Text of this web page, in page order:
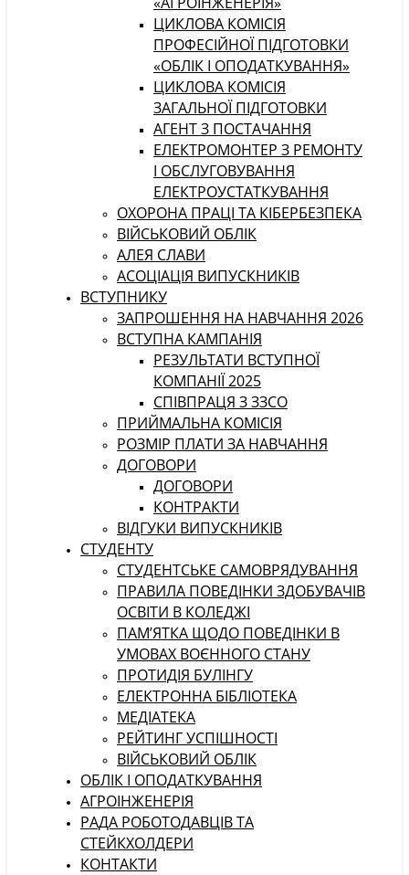
ЦИКЛОВА КОМІСІЯ
ПРОФЕСІЙНОЇ ПІДГОТОВКИ
«ОБЛІК І ОПОДАТКУВАННЯ»
ЦИКЛОВА КОМІСІЯ
ЗАГАЛЬНОЇ ПІДГОТОВКИ
АГЕНТ З ПОСТАЧАННЯ
ЕЛЕКТРОМОНТЕР З РЕМОНТУ
І ОБСЛУГОВУВАННЯ
ЕЛЕКТРОУСТАТКУВАННЯ
ОХОРОНА ПРАЦІ ТА КІБЕРБЕЗПЕКА
ВІЙСЬКОВИЙ ОБЛІК
АЛЕЯ СЛАВИ
АСОЦІАЦІЯ ВИПУСКНИКІВ
ВСТУПНИКУ
ЗАПРОШЕННЯ НА НАВЧАННЯ 2026
ВСТУПНА КАМПАНІЯ
РЕЗУЛЬТАТИ ВСТУПНОЇ
КОМПАНІЇ 2025
СПІВПРАЦЯ З ЗЗСО
ПРИЙМАЛЬНА КОМІСІЯ
РОЗМІР ПЛАТИ ЗА НАВЧАННЯ
ДОГОВОРИ
ДОГОВОРИ
КОНТРАКТИ
ВІДГУКИ ВИПУСКНИКІВ
СТУДЕНТУ
CТУДЕНТСЬКЕ САМОВРЯДУВАННЯ
ПРАВИЛА ПОВЕДІНКИ ЗДОБУВАЧІВ
ОСВІТИ В КОЛЕДЖІ
ПАМ’ЯТКА ЩОДО ПОВЕДІНКИ В
УМОВАХ ВОЄННОГО СТАНУ
ПРОТИДІЯ БУЛІНГУ
ЕЛЕКТРОННА БІБЛІОТЕКА
МЕДІАТЕКА
РЕЙТИНГ УСПІШНОСТІ
ВІЙСЬКОВИЙ ОБЛІК
ОБЛІК І ОПОДАТКУВАННЯ
АГРОІНЖЕНЕРІЯ
РАДА РОБОТОДАВЦІВ ТА
СТЕЙКХОЛДЕРИ
КОНТАКТИ